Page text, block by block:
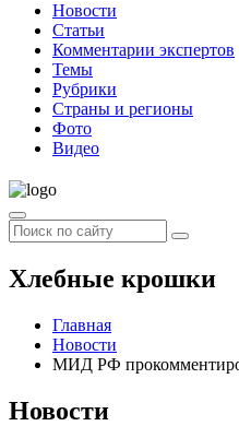
Новости
Статьи
Комментарии экспертов
Темы
Рубрики
Страны и регионы
Фото
Видео
Хлебные крошки
Главная
Новости
МИД РФ
Новости